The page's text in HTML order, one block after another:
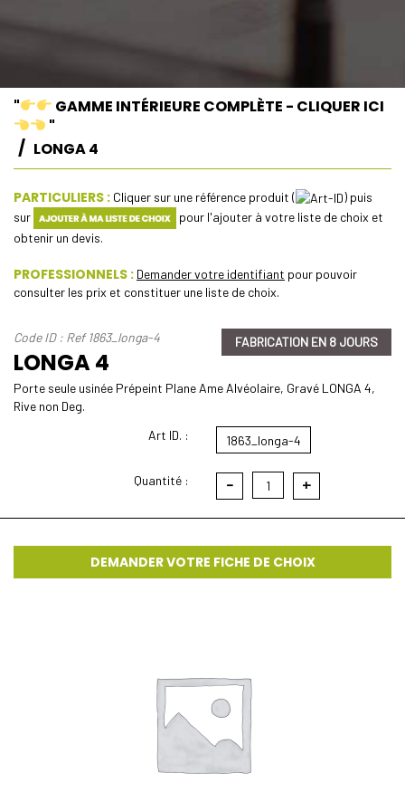
"
GAMME INTÉRIEURE COMPLÈTE - CLIQUER ICI
"
LONGA 4
PARTICULIERS : Cliquer sur une référence produit (
) puis
sur
pour l'ajouter à votre liste de choix et
obtenir un devis.
PROFESSIONNELS : Demander votre identifiant pour pouvoir
consulter les prix et constituer une liste de choix.
Code ID : Ref 1863_longa-4
LONGA 4
FABRICATION EN 8 JOURS
Porte seule usinée Prépeint Plane Ame Alvéolaire, Gravé LONGA 4,
Rive non Deg.
Art ID. :
Quantité :
1863_longa-4
- 1 +
DEMANDER VOTRE FICHE DE CHOIX